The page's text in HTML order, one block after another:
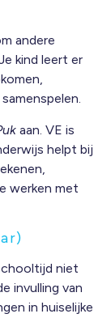
andere
kind leert er
aan. VE is
helpt bij
werken met
niet
invulling van
in huiselijke